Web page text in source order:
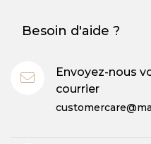
Besoin d'aide ?
Envoyez-nous
courrier